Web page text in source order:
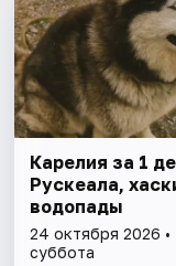
Карелия за 1
Рускеала,
водопады
24 октября 2026 •
суббота